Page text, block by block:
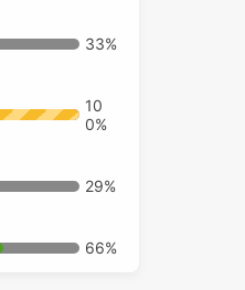
33%
10
0%
29%
66%